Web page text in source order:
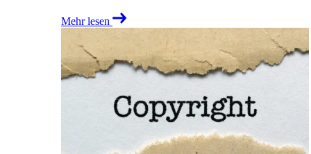
Mehr lesen